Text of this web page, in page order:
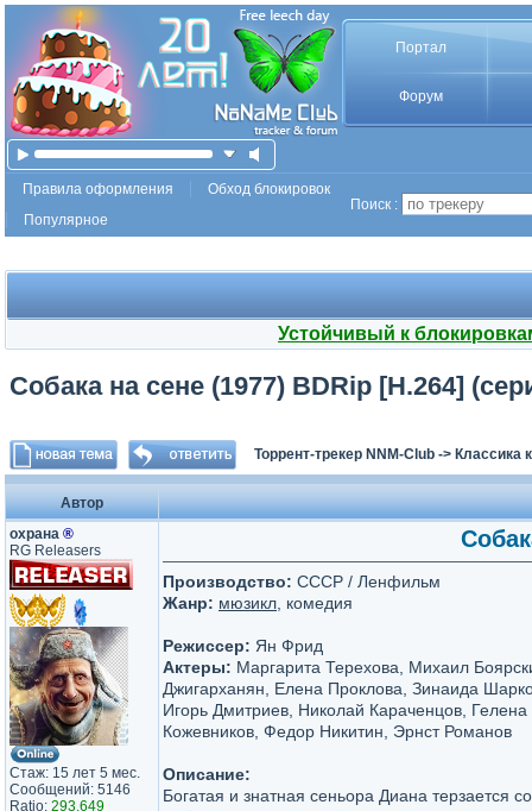
Портал
Форум
Правила оформления
Обход блокировок
Популярное
Поиск :
Устойчивый к
Собака на сене (1977) BDRip [H.264]
Торрент-трекер NNM-Club -> Классика
Автор
охрана ®
RG Releasers
Стаж: 15 лет 5 мес.
Сообщений: 5146
Ratio: 293.649
Производство: СССР / Ленфильм
Жанр: мюзикл , комедия
Режиссер: Ян Фрид
Актеры: Маргарита Терехова, Михаил
Джигарханян, Елена Проклова, Зинаида
Игорь Дмитриев, Николай Караченцов,
Кожевников, Федор Никитин, Эрнст Романов
Описание:
Богатая и знатная сеньора Диана терзается